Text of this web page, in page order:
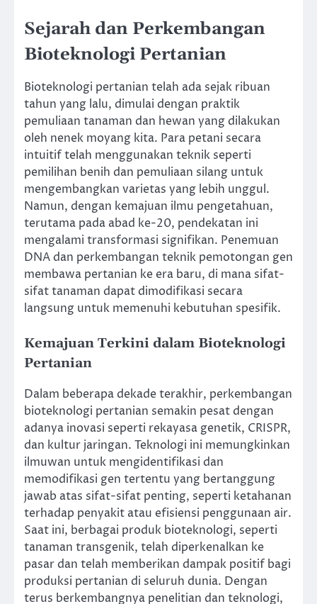
Sejarah dan Perkembangan
Bioteknologi Pertanian
Bioteknologi pertanian telah ada sejak ribuan
tahun yang lalu, dimulai dengan praktik
pemuliaan tanaman dan hewan yang dilakukan
oleh nenek moyang kita. Para petani secara
intuitif telah menggunakan teknik seperti
pemilihan benih dan pemuliaan silang untuk
mengembangkan varietas yang lebih unggul.
Namun, dengan kemajuan ilmu pengetahuan,
terutama pada abad ke-20, pendekatan ini
mengalami transformasi signifikan. Penemuan
DNA dan perkembangan teknik pemotongan gen
membawa pertanian ke era baru, di mana sifat-
sifat tanaman dapat dimodifikasi secara
langsung untuk memenuhi kebutuhan spesifik.
Kemajuan Terkini dalam Bioteknologi
Pertanian
Dalam beberapa dekade terakhir, perkembangan
bioteknologi pertanian semakin pesat dengan
adanya inovasi seperti rekayasa genetik, CRISPR,
dan kultur jaringan. Teknologi ini memungkinkan
ilmuwan untuk mengidentifikasi dan
memodifikasi gen tertentu yang bertanggung
jawab atas sifat-sifat penting, seperti ketahanan
terhadap penyakit atau efisiensi penggunaan air.
Saat ini, berbagai produk bioteknologi, seperti
tanaman transgenik, telah diperkenalkan ke
pasar dan telah memberikan dampak positif bagi
produksi pertanian di seluruh dunia. Dengan
terus berkembangnya penelitian dan teknologi,